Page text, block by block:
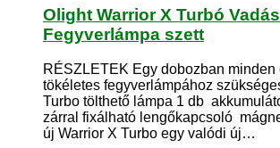
Olight Warrior X Turbó
Fegyverlámpa szett
RÉSZLETEK Egy dobozban minden
tökéletes fegyverlámpához
Turbo tölthető lámpa 1 db
zárral fixálható lengőkapcsoló
új Warrior X Turbo egy valódi új…